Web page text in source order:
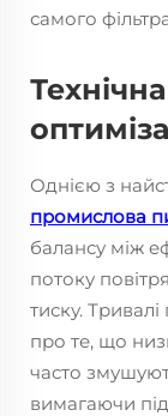
самого
Однією з
промислова
балансу між
потоку
тиску.
про те, що
часто
вимагаючи